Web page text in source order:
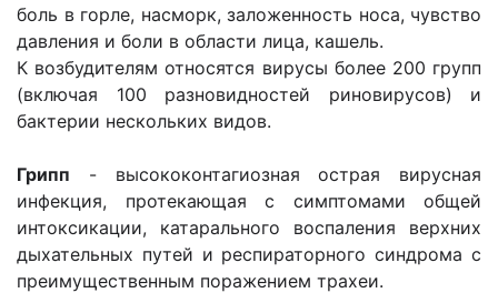
боль в горле, насморк, заложенность носа, чувство
давления и боли в области лица, кашель.
К возбудителям относятся вирусы более 200 групп
(включая 100 разновидностей риновирусов) и
бактерии нескольких видов.
Грипп - высококонтагиозная острая вирусная
инфекция, протекающая с симптомами общей
интоксикации, катарального воспаления верхних
дыхательных путей и респираторного синдрома с
преимущественным поражением трахеи.